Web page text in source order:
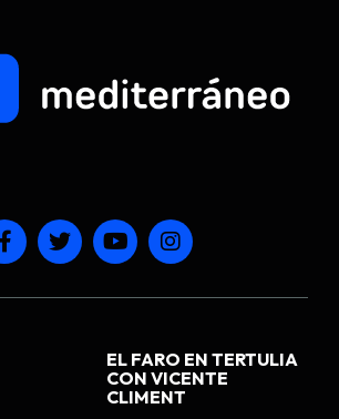
EL FARO EN TERTULIA
CON VICENTE
CLIMENT